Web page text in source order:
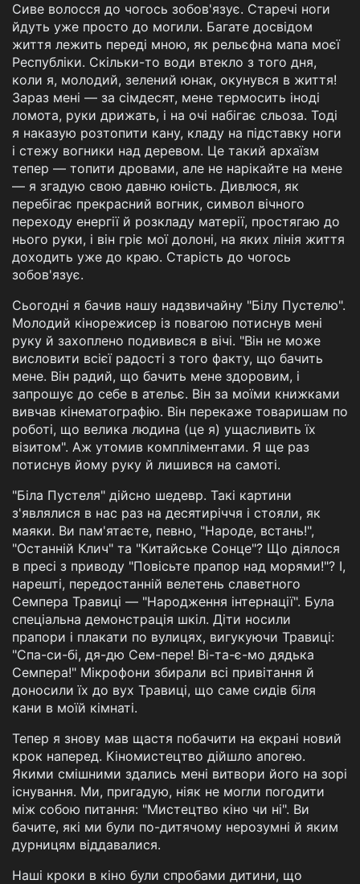
Сиве волосся до чогось зобов'язує. Старечі ноги
йдуть уже просто до могили. Багате досвідом
життя лежить переді мною, як рельєфна мапа моєї
Республіки. Скільки-то води втекло з того дня,
коли я, молодий, зелений юнак, окунувся в життя!
Зараз мені — за сімдесят, мене термосить іноді
ломота, руки дрижать, і на очі набігає сльоза. Тоді
я наказую розтопити кану, кладу на підставку ноги
і стежу вогники над деревом. Це такий архаїзм
тепер — топити дровами, але не нарікайте на мене
— я згадую свою давню юність. Дивлюся, як
перебігає прекрасний вогник, символ вічного
переходу енергії й розкладу матерії, простягаю до
нього руки, і він гріє мої долоні, на яких лінія життя
доходить уже до краю. Старість до чогось
зобов'язує.
Сьогодні я бачив нашу надзвичайну "Білу Пустелю".
Молодий кінорежисер із повагою потиснув мені
руку й захоплено подивився в вічі. "Він не може
висловити всієї радості з того факту, що бачить
мене. Він радий, що бачить мене здоровим, і
запрошує до себе в ательє. Він за моїми книжками
вивчав кінематографію. Він перекаже товаришам по
роботі, що велика людина (це я) ущасливить їх
візитом". Аж утомив компліментами. Я ще раз
потиснув йому руку й лишився на самоті.
"Біла Пустеля" дійсно шедевр. Такі картини
з'являлися в нас раз на десятиріччя і стояли, як
маяки. Ви пам'ятаєте, певно, "Народе, встань!",
"Останній Клич" та "Китайське Сонце"? Що діялося
в пресі з приводу "Повісьте прапор над морями!"? І,
нарешті, передостанній велетень славетного
Семпера Травиці — "Народження інтернації". Була
спеціальна демонстрація шкіл. Діти носили
прапори і плакати по вулицях, вигукуючи Травиці:
"Спа-си-бі, дя-дю Сем-пере! Ві-та-є-мо дядька
Семпера!" Мікрофони збирали всі привітання й
доносили їх до вух Травиці, що саме сидів біля
кани в моїй кімнаті.
Тепер я знову мав щастя побачити на екрані новий
крок наперед. Кіномистецтво дійшло апогею.
Якими смішними здались мені витвори його на зорі
існування. Ми, пригадую, ніяк не могли погодити
між собою питання: "Мистецтво кіно чи ні". Ви
бачите, які ми були по-дитячому нерозумні й яким
дурницям віддавалися.
Наші кроки в кіно були спробами дитини, що